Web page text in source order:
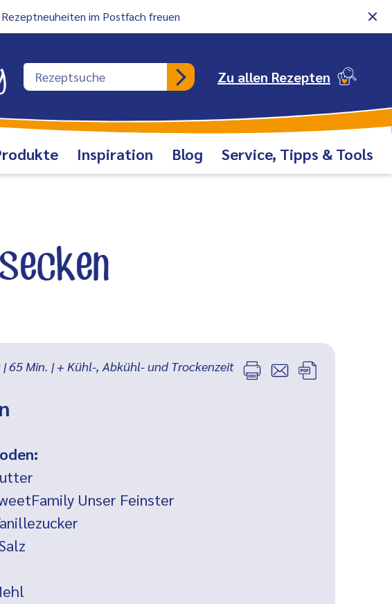
im Postfach freuen
Rezeptsuche Zu allen Rezepten
Inspiration Blog Service, Tipps & Tools
|65 Min. | + Kühl-, Abkühl- und Trockenzeit
Unser Feinster